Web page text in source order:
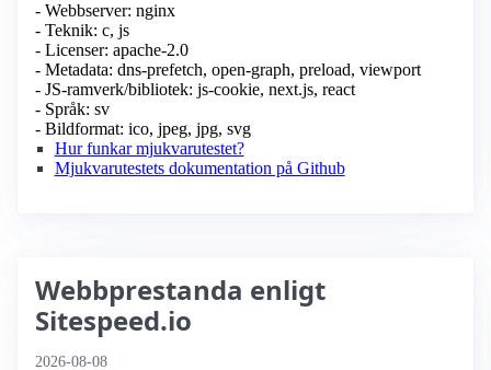
- Webbserver: nginx
- Teknik: c, js
- Licenser: apache-2.0
- Metadata: dns-prefetch, open-graph, preload, viewport
- JS-ramverk/bibliotek: js-cookie, next.js, react
- Språk: sv
- Bildformat: ico, jpeg, jpg, svg
Hur funkar mjukvarutestet?
Mjukvarutestets dokumentation på Github
Webbprestanda enligt
Sitespeed.io
2026-08-08